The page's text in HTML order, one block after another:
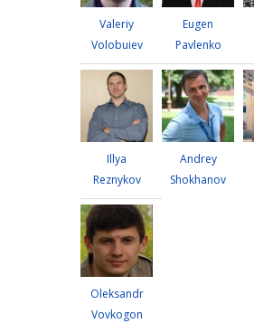
Valeriy
Volobuiev
Eugen
Pavlenko
Illya
Reznykov
Andrey
Shokhanov
Oleksandr
Vovkogon